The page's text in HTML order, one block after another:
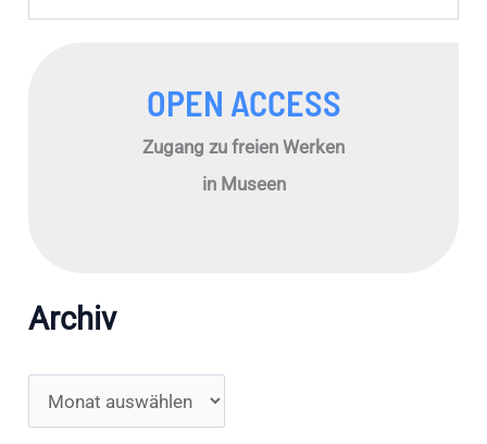
OPEN ACCESS
Zugang zu freien Werken
in Museen
Archiv
r